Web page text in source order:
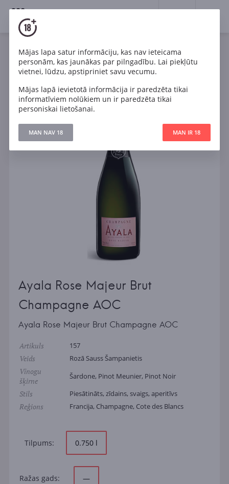
18+
Dzirkstošais Rozā Sauss
Francija
Ayala Rose Majeur Brut Champagne AOC
Ayala Rose Majeur Brut
Champagne AOC
Ayala Rose Majeur Brut Champagne AOC
Artikuls 157
Veids Rozā Sauss Šampanietis
Vīnogu
šķirne
Šardone, Pinot Meunier, Pinot Noir
Stils Piesātināts, zīdains, svaigs, aperitīvs
Reģions Francija, Champagne, Cote des Blancs
Tilpums: 0.750 l
Ražas gads: —
Mājas lapa satur informāciju, kas nav ieteicama
personām, kas jaunākas par pilngadību. Lai piekļūtu
vietnei, lūdzu, apstipriniet savu vecumu.
Mājas lapā ievietotā informācija ir paredzēta tikai
informatīviem nolūkiem un ir paredzēta tikai
personiskai lietošanai.
MAN NAV 18 MAN IR 18